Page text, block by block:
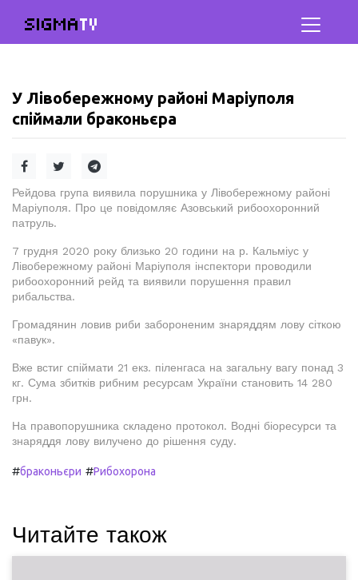
SIGMATV
У Лівобережному районі Маріуполя
спіймали браконьєра
Рейдова група виявила порушника у Лівобережному районі
Маріуполя. Про це повідомляє Азовський рибоохоронний
патруль.
7 грудня 2020 року близько 20 години на р. Кальміус у
Лівобережному районі Маріуполя інспектори проводили
рибоохоронний рейд та виявили порушення правил
рибальства.
Громадянин ловив риби забороненим знаряддям лову сіткою
«павук».
Вже встиг спіймати 21 екз. піленгаса на загальну вагу понад 3
кг. Сума збитків рибним ресурсам України становить 14 280
грн.
На правопорушника складено протокол. Водні біоресурси та
знаряддя лову вилучено до рішення суду.
#браконьєри #Рибохорона
Читайте також